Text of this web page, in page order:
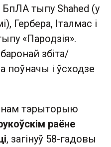
тыпу Shahed (у
Гербера, Італмас і
«Пародзія».
збіта/
поўначы і ўсходзе
тэрыторыю
раёне
, загінуў 58-гадовы